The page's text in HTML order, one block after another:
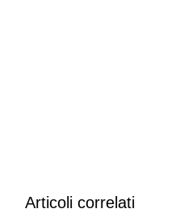
Articoli correlati